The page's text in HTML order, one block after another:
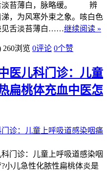
淡苔薄白，脉略缓。 辨
，为风寒外束之象。咳白色
见舌淡苔薄白……继续阅读 »
260浏览 0评论 0个赞
医儿科门诊：儿童
扁桃体充血中医怎
诊：儿童上呼吸道感染咽
小儿急性化脓性扁桃体炎是